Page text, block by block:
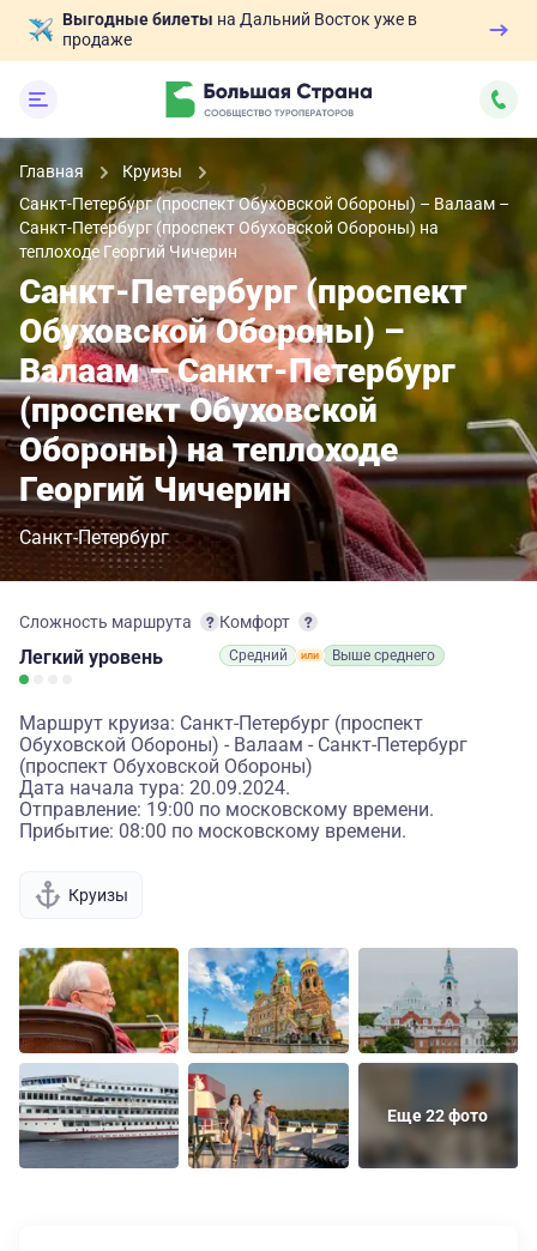
Выгодные билеты на Дальний Восток уже в
продаже
Главная
Круизы
Санкт-Петербург (проспект Обуховской Обороны) – Валаам –
Санкт-Петербург (проспект Обуховской Обороны) на
теплоходе Георгий Чичерин
Санкт-Петербург (проспект
Обуховской Обороны) –
Валаам – Санкт-Петербург
(проспект Обуховской
Обороны) на теплоходе
Георгий Чичерин
Санкт-Петербург
Сложность маршрута
Легкий уровень
Комфорт
Средний Выше среднего
Маршрут круиза: Санкт-Петербург (проспект
Обуховской Обороны) - Валаам - Санкт-Петербург
(проспект Обуховской Обороны)
Дата начала тура: 20.09.2024.
Отправление: 19:00 по московскому времени.
Прибытие: 08:00 по московскому времени.
Круизы
Еще 22 фото